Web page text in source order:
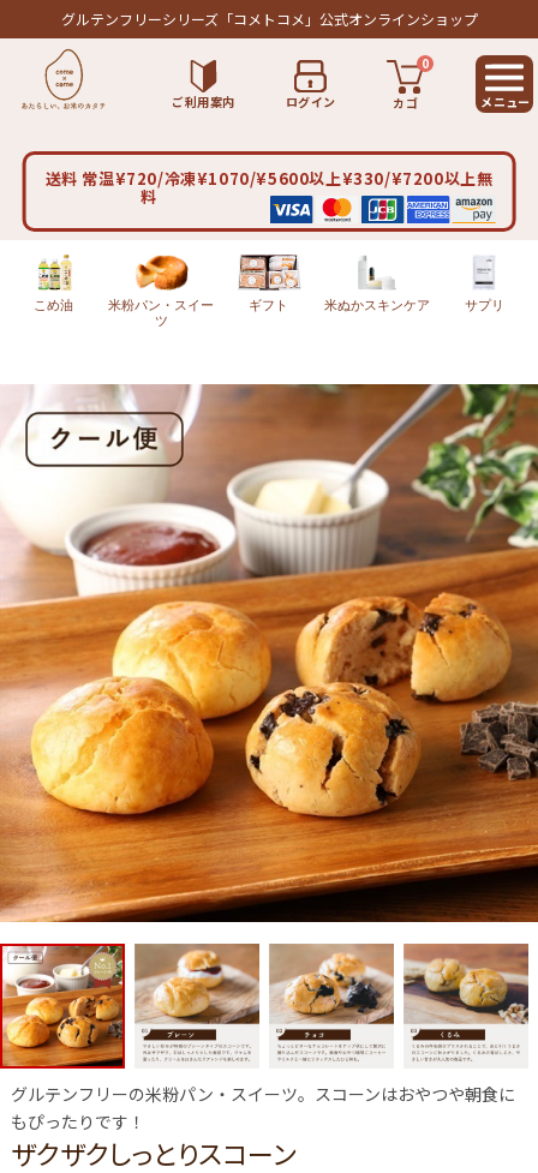
グルテンフリーシリーズ「コメトコメ」公式オンラインショップ
ご利用案内 ログイン カゴ
0
送料 常温¥720/冷凍¥1070/¥5600以上¥330/¥7200以上無
料
こめ油
米粉パン・スイー
ツ
ギフト 米ぬかスキンケア サプリ
グルテンフリーの米粉パン・スイーツ。スコーンはおやつや朝食に
もぴったりです！
ザクザクしっとりスコーン